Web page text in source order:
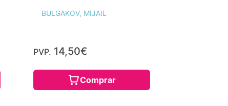
BULGAKOV, MIJAIL
PVP. 14,50€
Comprar